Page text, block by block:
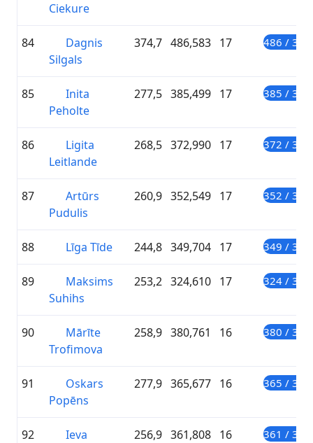
Ciekure
84
Dagnis
Silgals
374,7 486,583 17 486 /
85
Inita
Peholte
277,5 385,499 17 385 /
86
Ligita
Leitlande
268,5 372,990 17 372 /
87
Artūrs
Pudulis
260,9 352,549 17 352 /
88 Līga Tīde 244,8 349,704 17 349 /
89
Maksims
Suhihs
253,2 324,610 17 324 /
90
Mārīte
Trofimova
258,9 380,761 16 380 /
91
Oskars
Popēns
277,9 365,677 16 365 /
92
Ieva
256,9 361,808 16 361 /